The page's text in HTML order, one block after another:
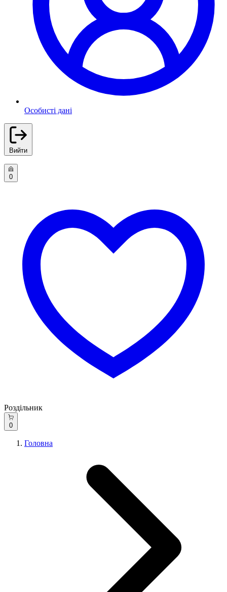
Особисті дані
Вийти
0
Роздільник
0
Головна